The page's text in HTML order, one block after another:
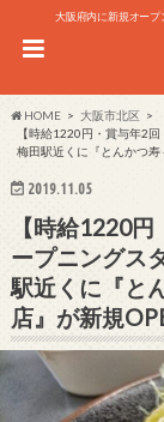
大阪府内に新規オー
HOME
大阪市北区
【時給1220円・賞与年2
梅田駅近くに『とんかつ
2019.11.05
【時給1220
ープニングス
駅近くに『と
店』が新規